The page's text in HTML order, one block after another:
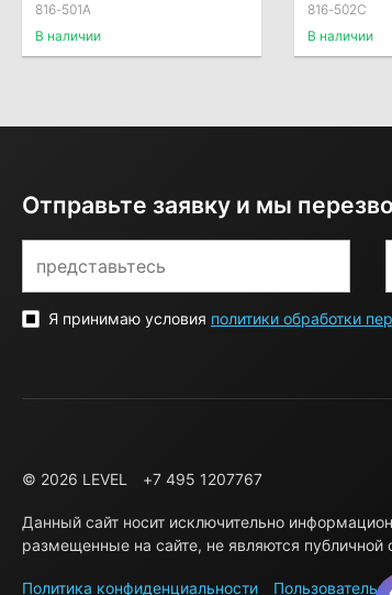
port
816-501A
В наличии
port
816-502C
В наличии
Отправьте заявку и мы
Я принимаю условия политики обработки
© 2026 LEVEL +7 495 1207767
Данный сайт носит исключительно
размещенные на сайте, не являются
Политика конфиденциальности